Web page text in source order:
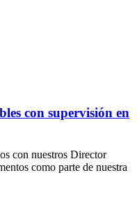
con supervisión en
con nuestros Director
como parte de nuestra